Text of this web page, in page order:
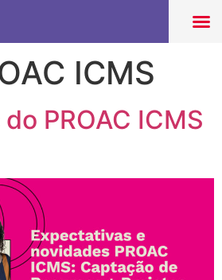
ICMS
PROAC ICMS